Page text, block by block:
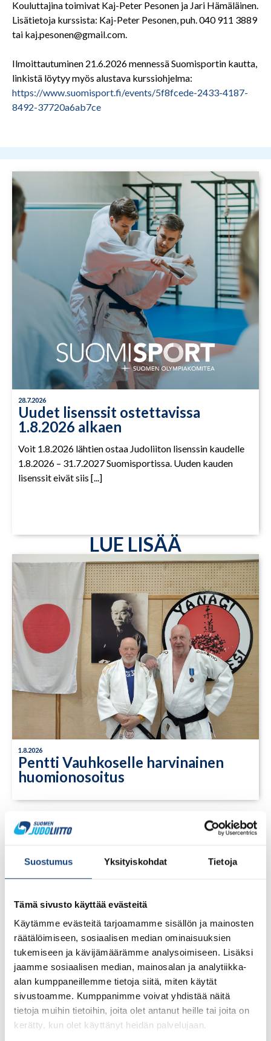
Suostumus Yksityiskohdat Tietoja
Tämä sivusto käyttää evästeitä
Käytämme evästeitä tarjoamamme sisällön ja mainosten
räätälöimiseen, sosiaalisen median ominaisuuksien
tukemiseen ja kävijämäärämme analysoimiseen. Lisäksi
jaamme sosiaalisen median, mainosalan ja analytiikka-
alan kumppaneillemme tietoja siitä, miten käytät
sivustoamme. Kumppanimme voivat yhdistää näitä
tietoja muihin tietoihin, joita olet antanut heille tai joita on
kerätty, kun olet käyttänyt heidän palvelujaan.
Kouluttajina toimivat Kaj-Peter Pesonen ja Jari Hämäläinen.
Lisätietoja kurssista: Kaj-Peter Pesonen, puh. 040 911 3889
tai kaj.pesonen@gmail.com.
Ilmoittautuminen 21.6.2026 mennessä Suomisportin kautta,
linkistä löytyy myös alustava kurssiohjelma:
https://www.suomisport.fi/events/5f8fcede-2433-4187-
8492-37720a6ab7ce
28.7.2026
Uudet lisenssit ostettavissa
1.8.2026 alkaen
Voit 1.8.2026 lähtien ostaa Judoliiton lisenssin kaudelle
1.8.2026 – 31.7.2027 Suomisportissa. Uuden kauden
lisenssit eivät siis [...]
LUE LISÄÄ
1.8.2026
Pentti Vauhkoselle harvinainen
huomionosoitus
23.7.2026
Tuomariraportti Swedish A-Judo/VI